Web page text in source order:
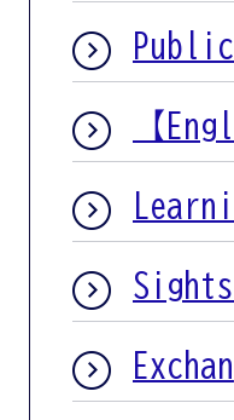
【